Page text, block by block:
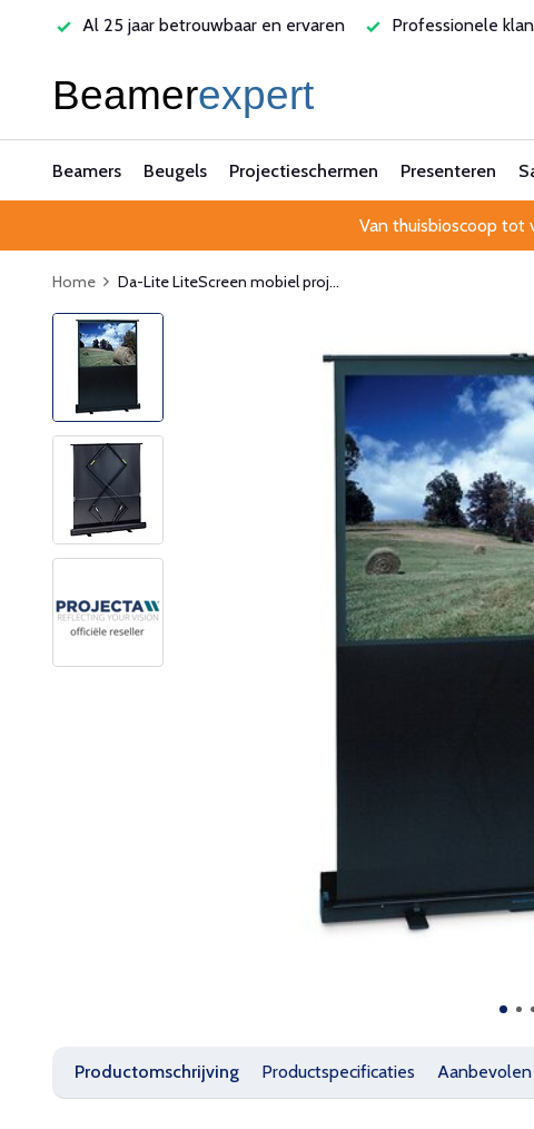
Al 25 jaar betrouwbaar en ervaren Professionele
Beamers Beugels Projectieschermen Presenteren
Van thuisbioscoop tot
Home Da-Lite LiteScreen mobiel proj...
Productomschrijving Productspecificaties